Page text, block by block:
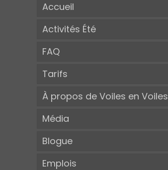
Accueil
Activités Été
FAQ
Tarifs
À propos de Voiles en Voiles
Média
Blogue
Emplois